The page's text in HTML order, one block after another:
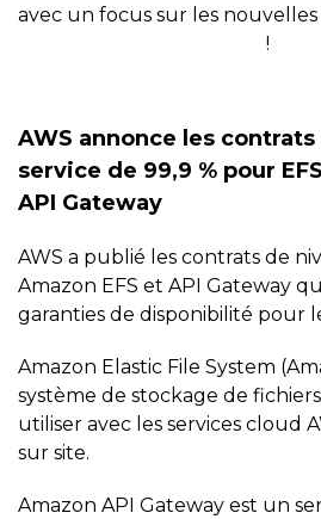
avec un focus sur les
!
AWS annonce les
service de 99,9 % pour
API Gateway
AWS a publié les contrats de
Amazon EFS et API Gateway
garanties de disponibilité pour
Amazon Elastic File System
système de stockage de
utiliser avec les services cloud
sur site.
Amazon API Gateway est un